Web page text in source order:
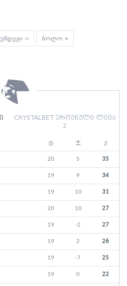
CRYSTALBET ეროვნული ლიგა
2
თ ± ქ
20 5 35
19 9 34
19 10 31
20 10 27
19 -2 27
19 2 26
19 -7 25
19 0 22
››
Last
page
ბოლო »